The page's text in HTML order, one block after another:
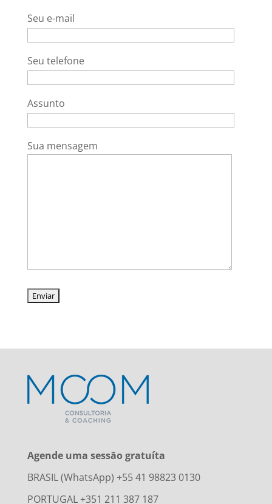
Seu e-mail
Seu telefone
Assunto
Sua mensagem
Agende uma sessão gratuíta
BRASIL (WhatsApp) +55 41 98823 0130
PORTUGAL +351 211 387 187